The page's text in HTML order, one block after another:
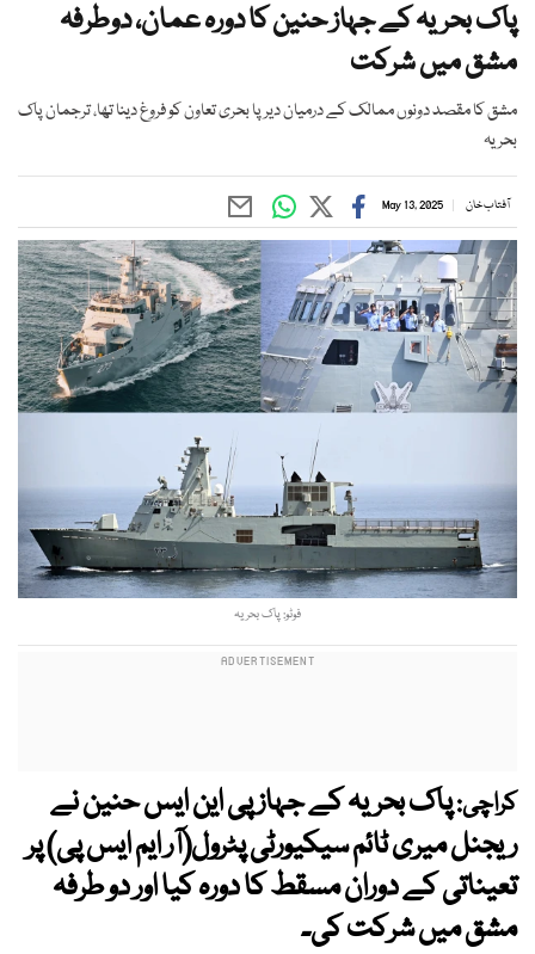
پاک بحریہ کے جہاز حنین کا دورہ عمان، دوطرفہ
مشق میں شرکت
مشق کا مقصد دونوں ممالک کے درمیان دیرپا بحری تعاون کو فروغ دینا تھا، ترجمان پاک
بحریہ
آفتاب خان May 13, 2025
فوٹو: پاک بحریہ
کراچی:پاک بحریہ کے جہاز پی این ایس حنین نے
ریجنل میری ٹائم سیکیورٹی پٹرول(آر ایم ایس پی) پر
تعیناتی کے دوران مسقط کا دورہ کیا اور دو طرفہ
مشق میں شرکت کی۔